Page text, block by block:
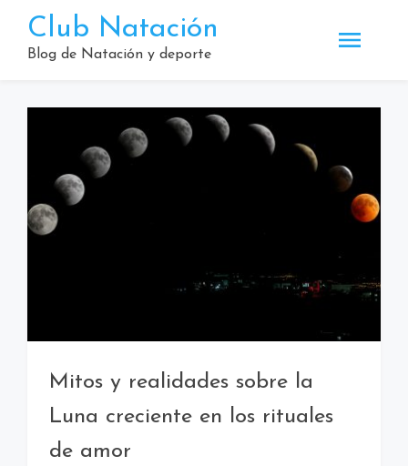
contenido
Club Natación
Blog de Natación y deporte
Mitos y realidades sobre la
Luna creciente en los rituales
de amor